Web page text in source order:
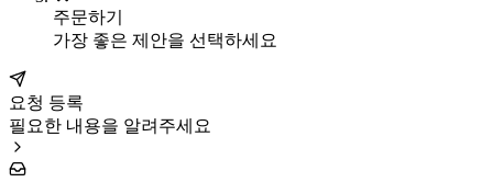
주문하기
가장 좋은 제안을 선택하세요
요청 등록
필요한 내용을 알려주세요